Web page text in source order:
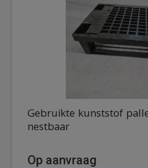
Gebruikte kunststof
nestbaar
Op aanvraag